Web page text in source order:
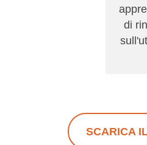
di
SCARICA